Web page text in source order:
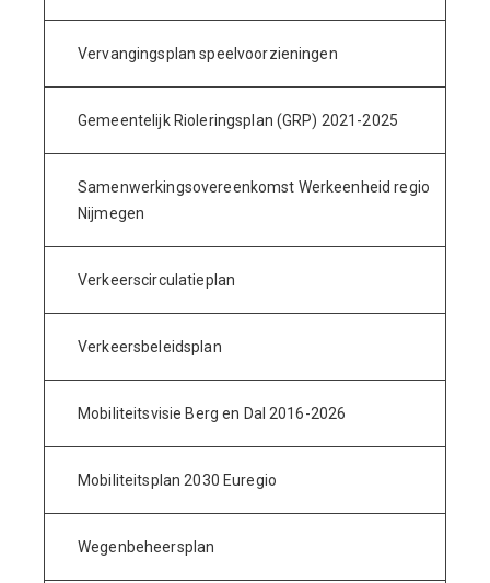
Vervangingsplan speelvoorzieningen
Gemeentelijk Rioleringsplan (GRP) 2021-2025
Samenwerkingsovereenkomst Werkeenheid regio
Nijmegen
Verkeerscirculatieplan
Verkeersbeleidsplan
Mobiliteitsvisie Berg en Dal 2016-2026
Mobiliteitsplan 2030 Euregio
Wegenbeheersplan